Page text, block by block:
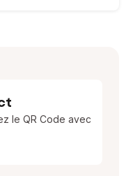
le QR Code avec